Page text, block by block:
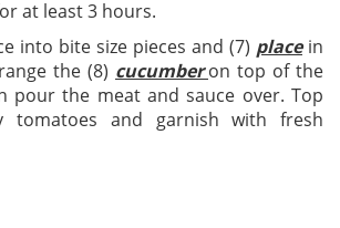
at least 3 hours.
into bite size pieces and (7) placein
the (8) cucumber on top of the
pour the meat and sauce over. Top
tomatoes and garnish with fresh